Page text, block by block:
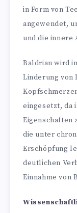
in Form von
angewendet,
und die innere
Baldrian wird
Linderung von
eingesetzt, da
Eigenschaften
die unter
Erschöpfung
deutlichen
Einnahme von